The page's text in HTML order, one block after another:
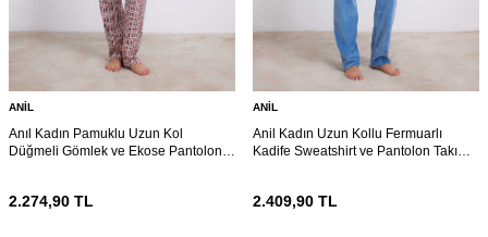
ANIL
Anıl Kadın Pamuklu Uzun Kol
Düğmeli Gömlek ve Ekose Pantolon
2.274,90 TL
ANIL
Anil Kadın Uzun Kollu Fermuarlı
Kadife Sweatshirt ve Pantolon Takım
2.409,90 TL